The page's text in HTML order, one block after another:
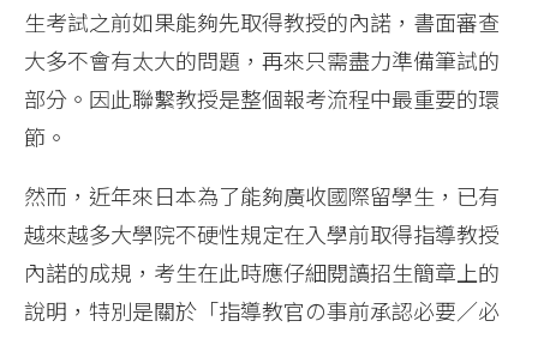
生考試之前如果能夠先取得教授的內諾，書面審查
大多不會有太大的問題，再來只需盡力準備筆試的
部分。因此聯繫教授是整個報考流程中最重要的環
節。
然而，近年來日本為了能夠廣收國際留學生，已有
越來越多大學院不硬性規定在入學前取得指導教授
內諾的成規，考生在此時應仔細閱讀招生簡章上的
說明，特別是關於「指導教官の事前承認必要／必